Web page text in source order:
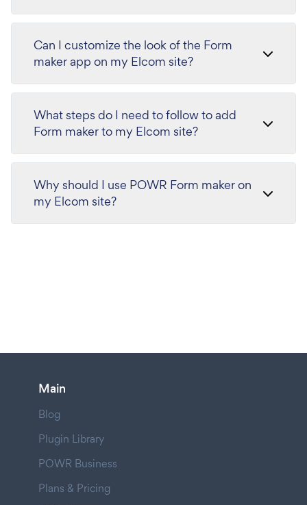
Can I customize the look of the Form
maker app on my Elcom site?
What steps do I need to follow to add
Form maker to my Elcom site?
Why should I use POWR Form maker on
my Elcom site?
Main
Blog
Plugin Library
POWR Business
Plans & Pricing